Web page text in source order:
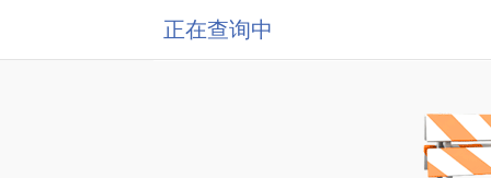
正在查询中